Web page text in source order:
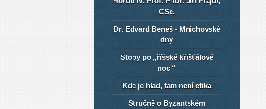
CSc.
Dr. Edvard Beneš - Mnichovské
dny
Stopy po „říšské křišťálové
noci“
Kde je hlad, tam není etika
Stručně o Byzantském